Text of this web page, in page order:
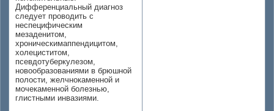
Дифференциальный диагноз
следует проводить с
неспецифическим
мезаденитом,
хроническимаппендицитом,
холециститом,
псевдотуберкулезом,
новообразованиями в брюшной
полости, желчнокаменной и
мочекаменной болезнью,
глистными инвазиями.